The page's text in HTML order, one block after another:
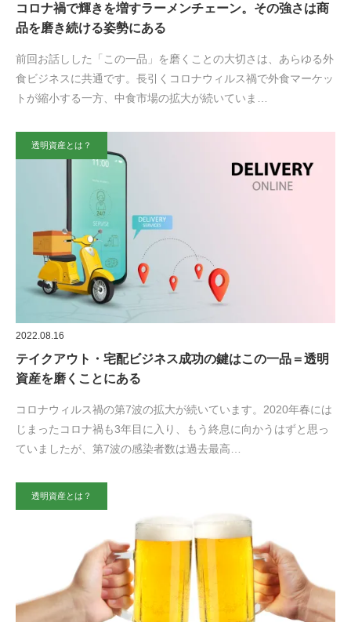
コロナ禍で輝きを増すラーメンチェーン。その強さは商
品を磨き続ける姿勢にある
前回お話しした「この一品」を磨くことの大切さは、あらゆる外
食ビジネスに共通です。長引くコロナウィルス禍で外食マーケッ
トが縮小する一方、中食市場の拡大が続いていま…
透明資産とは？
2022.08.16
テイクアウト・宅配ビジネス成功の鍵はこの一品＝透明
資産を磨くことにある
コロナウィルス禍の第7波の拡大が続いています。2020年春には
じまったコロナ禍も3年目に入り、もう終息に向かうはずと思っ
ていましたが、第7波の感染者数は過去最高…
透明資産とは？